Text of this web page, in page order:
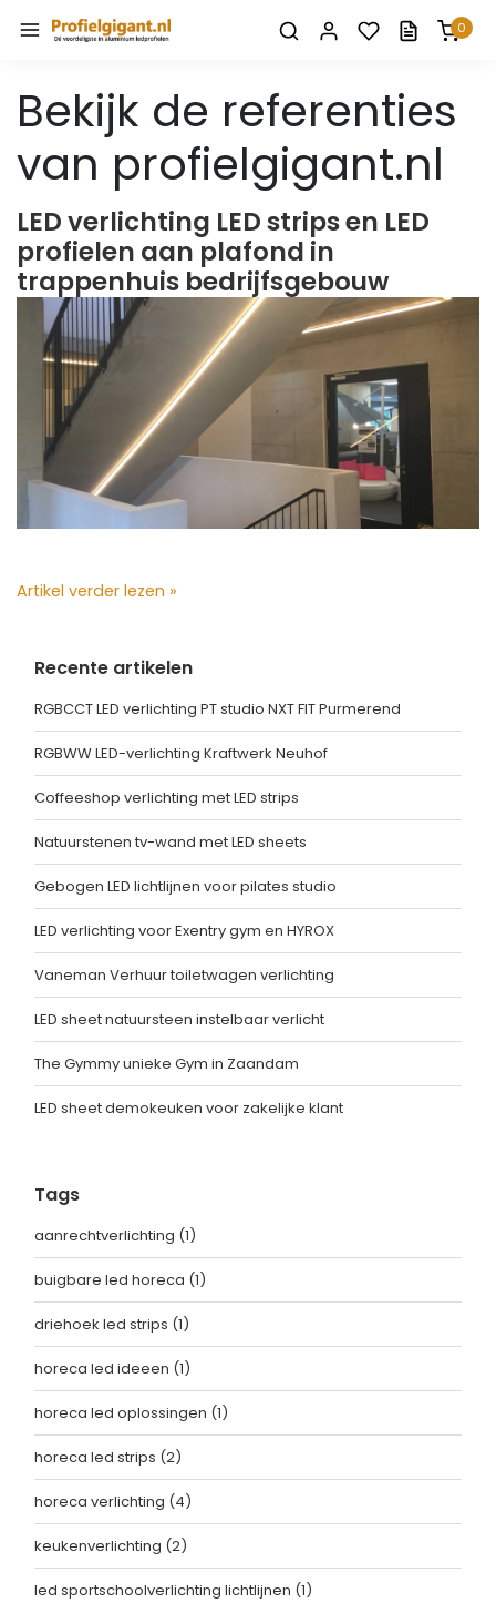
0
Bekijk de referenties
van profielgigant.nl
LED verlichting LED strips en LED
profielen aan plafond in
trappenhuis bedrijfsgebouw
Artikel verder lezen »
Recente artikelen
RGBCCT LED verlichting PT studio NXT FIT Purmerend
RGBWW LED-verlichting Kraftwerk Neuhof
Coffeeshop verlichting met LED strips
Natuurstenen tv-wand met LED sheets
Gebogen LED lichtlijnen voor pilates studio
LED verlichting voor Exentry gym en HYROX
Vaneman Verhuur toiletwagen verlichting
LED sheet natuursteen instelbaar verlicht
The Gymmy unieke Gym in Zaandam
LED sheet demokeuken voor zakelijke klant
Tags
aanrechtverlichting (1)
buigbare led horeca (1)
driehoek led strips (1)
horeca led ideeen (1)
horeca led oplossingen (1)
horeca led strips (2)
horeca verlichting (4)
keukenverlichting (2)
led sportschoolverlichting lichtlijnen (1)